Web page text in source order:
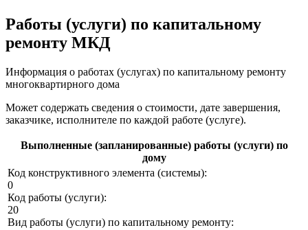
Работы (услуги) по капитальному
ремонту МКД
Информация о работах (услугах) по капитальному ремонту
многоквартирного дома
Может содержать сведения о стоимости, дате завершения,
заказчике, исполнителе по каждой работе (услуге).
Выполненные (запланированные) работы (услуги) по
дому
Код конструктивного элемента (системы):
0
Код работы (услуги):
20
Вид работы (услуги) по капитальному ремонту: